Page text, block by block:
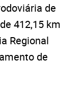
de
412,15 km
Regional
de